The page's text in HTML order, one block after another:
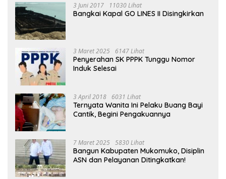
3 Juni 2017 11030 Lihat
Bangkai Kapal GO LINES II Disingkirkan
3 Maret 2025 6147 Lihat
Penyerahan SK PPPK Tunggu Nomor
Induk Selesai
3 April 2018 6031 Lihat
Ternyata Wanita Ini Pelaku Buang Bayi
Cantik, Begini Pengakuannya
7 Maret 2025 5830 Lihat
Bangun Kabupaten Mukomuko, Disiplin
ASN dan Pelayanan Ditingkatkan!